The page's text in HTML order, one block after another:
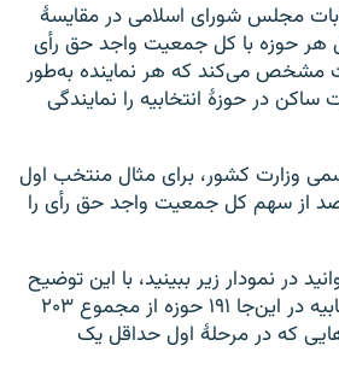
مجلس شورای اسلامی در مقایسۀ
حوزه با کل جمعیت واجد حق رأی
مشخص می‌کند که هر نماینده به‌طور
در حوزۀ انتخابیه را نمایندگی
وزارت کشور، برای مثال منتخب اول
از سهم کل جمعیت واجد حق رأی را
در نمودار زیر ببینید، با این توضیح
که تعداد حوزه‌های انتخابیه در این‌جا ۱۹۱ حوزه از مجموع ۲۰۳
که در مرحلۀ اول حداقل یک